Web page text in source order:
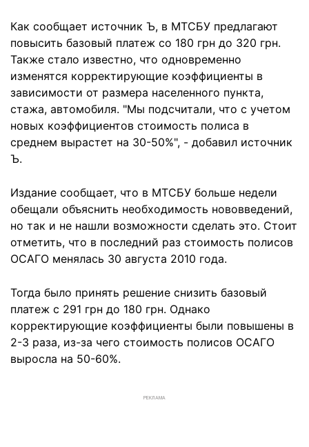
Как сообщает источник Ъ, в МТСБУ предлагают
повысить базовый платеж со 180 грн до 320 грн.
Также стало известно, что одновременно
изменятся корректирующие коэффициенты в
зависимости от размера населенного пункта,
стажа, автомобиля. "Мы подсчитали, что с учетом
новых коэффициентов стоимость полиса в
среднем вырастет на 30-50%", - добавил источник
Ъ.
Издание сообщает, что в МТСБУ больше недели
обещали объяснить необходимость нововведений,
но так и не нашли возможности сделать это. Стоит
отметить, что в последний раз стоимость полисов
ОСАГО менялась 30 августа 2010 года.
Тогда было принять решение снизить базовый
платеж с 291 грн до 180 грн. Однако
корректирующие коэффициенты были повышены в
2-3 раза, из-за чего стоимость полисов ОСАГО
выросла на 50-60%.
РЕКЛАМА